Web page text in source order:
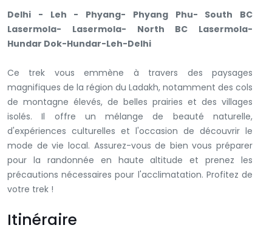
Delhi - Leh - Phyang- Phyang Phu-
South BC
Lasermola- Lasermola- North BC Lasermola-
Hundar Dok-Hundar-Leh-Delhi
Ce trek vous emmène à travers des paysages
magnifiques de la région du Ladakh, notamment des cols
de montagne élevés, de belles prairies et des villages
isolés. Il offre un mélange de beauté naturelle,
d'expériences culturelles et l'occasion de découvrir le
mode de vie local. Assurez-vous de bien vous préparer
pour la randonnée en haute altitude et prenez les
précautions nécessaires pour l'acclimatation. Profitez de
votre trek !
Itinéraire